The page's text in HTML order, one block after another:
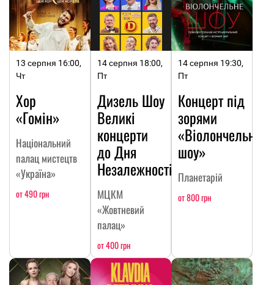
13 серпня 16:00,
Чт
Хор
«Гомін»
Національний
палац мистецтв
«Україна»
от 490 грн
14 серпня 18:00,
Пт
Дизель Шоу
Великі
концерти
до Дня
Незалежності
МЦКМ
«Жовтневий
палац»
от 400 грн
14 серпня 19:30,
Пт
Концерт під
зорями
«Віолончельне
шоу»
Планетарій
от 800 грн